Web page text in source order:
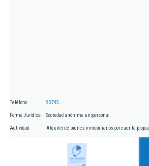
Teléfono 93745...
Forma Jurídica Sociedad anónima unipersonal
Actividad Alquiler de bienes inmobiliarios por cuenta propia